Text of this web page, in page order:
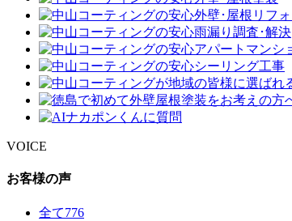
VOICE
お客様の声
全て776